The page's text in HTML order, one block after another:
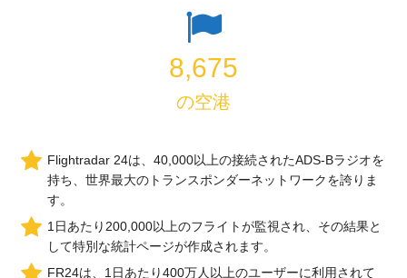
8,675
の空港
Flightradar 24は、40,000以上の接続されたADS-Bラジオを
持ち、世界最大のトランスポンダーネットワークを誇りま
す。
1日あたり200,000以上のフライトが監視され、その結果と
して特別な統計ページが作成されます。
FR24は、1日あたり400万人以上のユーザーに利用されて